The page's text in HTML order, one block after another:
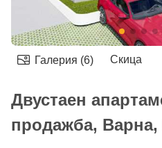
Галерия (6) Скица
Двустаен
продажба, Варна,